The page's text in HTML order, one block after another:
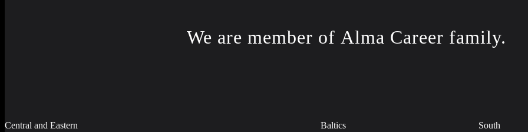
We are member of Alma Career family.
Central and Eastern Baltics South